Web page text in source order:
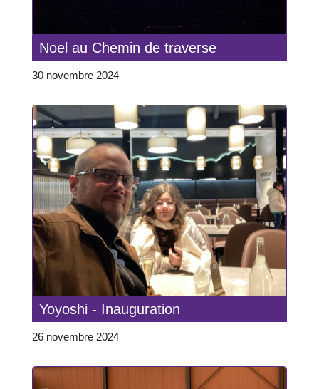
Noel au Chemin de traverse
30 novembre 2024
Yoyoshi - Inauguration
26 novembre 2024